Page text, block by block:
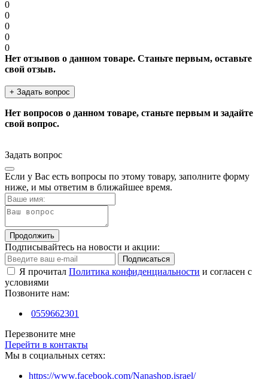
0
0
0
0
0
Нет отзывов о данном товаре. Станьте первым, оставьте
свой отзыв.
+ Задать вопрос
Нет вопросов о данном товаре, станьте первым и задайте
свой вопрос.
Задать вопрос
Если у Вас есть вопросы по этому товару, заполните форму
ниже, и мы ответим в ближайшее время.
Продолжить
Подписывайтесь на новости и акции:
Подписаться
Я прочитал Политика конфиденциальности и согласен с
условиями
Позвоните нам:
0559662301
Перезвоните мне
Перейти в контакты
Мы в социальных сетях:
https://www.facebook.com/Nanashop.israel/